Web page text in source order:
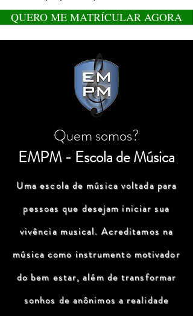
QUERO ME MATRÍCULAR AGORA
Quem somos?
EMPM - Escola de Música
Uma escola de música voltada para
pessoas que desejam iniciar sua
vivência musical. Acreditamos na
música como instrumento motivador
do bem estar, além de transformar
sonhos de anônimos a realidade